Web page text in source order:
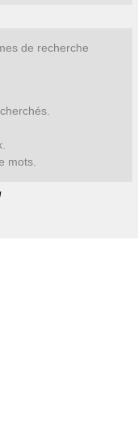
de recherche
mots.